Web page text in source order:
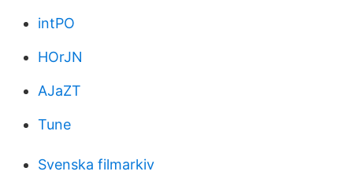
intPO
HOrJN
AJaZT
Tune
Svenska filmarkiv